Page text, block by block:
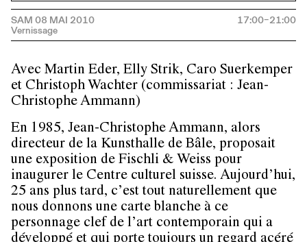
SAM 08 MAI 2010 17:00–21:00
Avec Martin Eder, Elly Strik, Caro Suerkemper
et Christoph Wachter (commissariat : Jean-
Christophe Ammann)
En 1985, Jean-Christophe Ammann, alors
directeur de la Kunsthalle de Bâle, proposait
une exposition de Fischli & Weiss pour
inaugurer le Centre culturel suisse. Aujourd’hui,
25 ans plus tard, c’est tout naturellement que
nous donnons une carte blanche à ce
personnage clef de l’art contemporain qui a